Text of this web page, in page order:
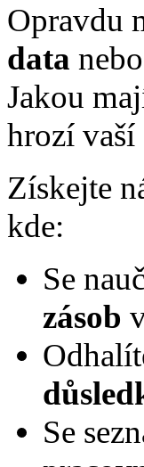
Opravdu
data nebo
Jakou
hrozí
Získejte
kde:
Se
zásob
Se